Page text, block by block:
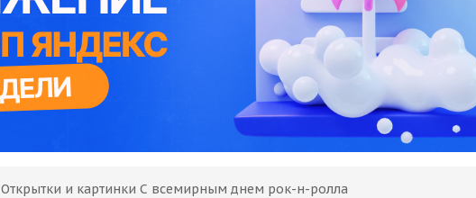
Открытки и картинки С всемирным днем рок-н-ролла